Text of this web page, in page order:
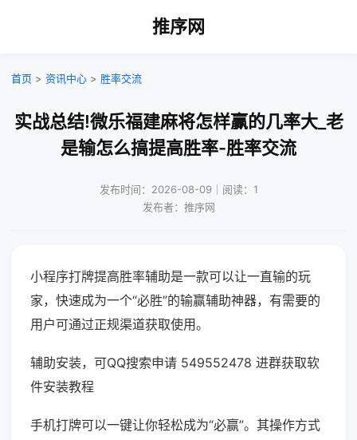
推序网
首页 > 资讯中心 > 胜率交流
实战总结!微乐福建麻将怎样赢的几率大_老
是输怎么搞提高胜率-胜率交流
发布时间：2026-08-09｜阅读：1
发布者：推序网
小程序打牌提高胜率辅助是一款可以让一直输的玩
家，快速成为一个“必胜”的输赢辅助神器，有需要的
用户可通过正规渠道获取使用。
辅助安装，可QQ搜索申请 549552478 进群获取软
件安装教程
手机打牌可以一键让你轻松成为“必赢”。其操作方式